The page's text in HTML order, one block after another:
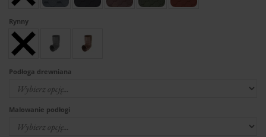
Rynny
Podłoga drewniana
Malowanie podłogi